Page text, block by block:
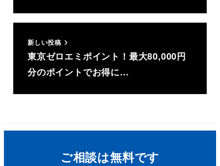
新しい投稿
東京ゼロエミポイント！最大80,000円
分のポイントでお得に…
ご相談は無料です